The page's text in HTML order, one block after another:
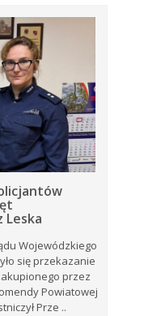
Leska
Wojewódzkiego
się przekazanie
przez
Powiatowej
Prze ..